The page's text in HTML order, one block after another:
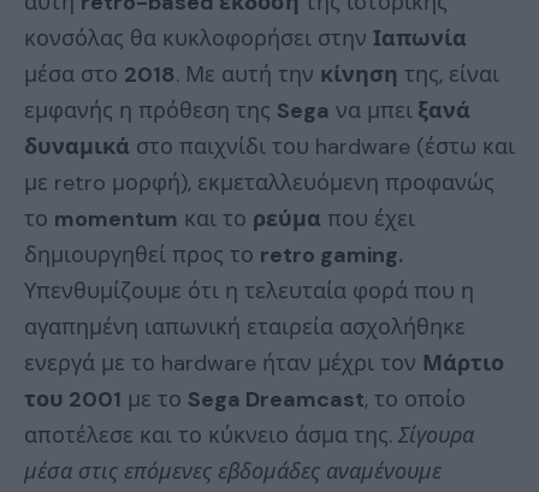
κονσόλας θα κυκλοφορήσει στην Ιαπωνία
μέσα στο 2018. Με αυτή την κίνηση της, είναι
εμφανής η πρόθεση της Sega να μπει ξανά
δυναμικά στο παιχνίδι του hardware (έστω και
με retro μορφή), εκμεταλλευόμενη προφανώς
το momentum και το ρεύμα που έχει
δημιουργηθεί προς το retro gaming.
Υπενθυμίζουμε ότι η τελευταία φορά που η
αγαπημένη ιαπωνική εταιρεία ασχολήθηκε
ενεργά με το hardware ήταν μέχρι τον Μάρτιο
του 2001 με το Sega Dreamcast, το οποίο
αποτέλεσε και το κύκνειο άσμα της. Σίγουρα
μέσα στις επόμενες εβδομάδες αναμένουμε